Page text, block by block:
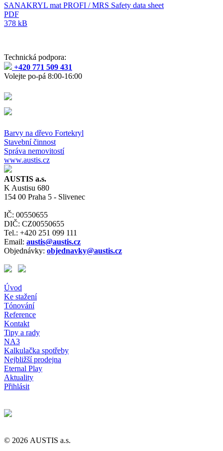
SANAKRYL mat PROFI / MRS Safety data sheet
PDF
378 kB
Technická podpora:
+420 771 509 431
Volejte po-pá 8:00-16:00
Barvy na dřevo Fortekryl
Stavební činnost
Správa nemovitostí
www.austis.cz
AUSTIS a.s.
K Austisu 680
154 00 Praha 5 - Slivenec
IČ: 00550655
DIČ: CZ00550655
Tel.: +420 251 099 111
Email: austis@austis.cz
Objednávky: objednavky@austis.cz
Úvod
Ke stažení
Tónování
Reference
Kontakt
Tipy a rady
NA3
Kalkulačka spotřeby
Nejbližší prodejna
Eternal Play
Aktuality
Přihlásit
© 2026 AUSTIS a.s.